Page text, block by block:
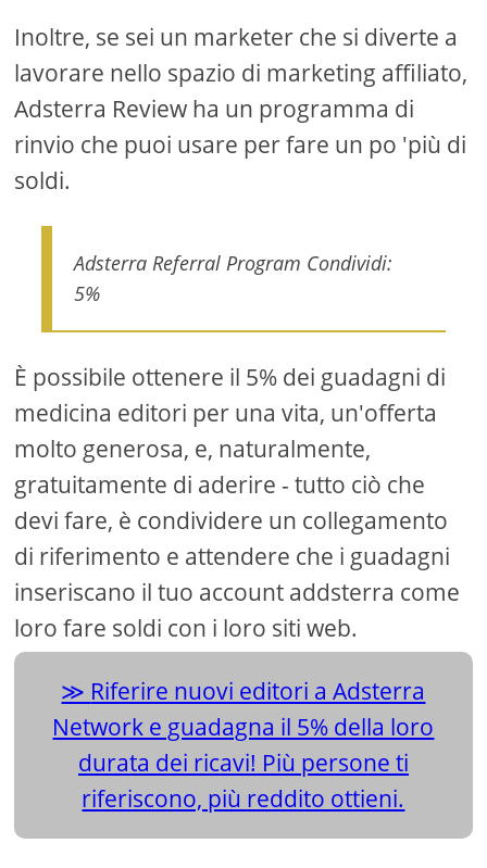
Inoltre, se sei un marketer che si diverte a
lavorare nello spazio di marketing affiliato,
Adsterra Review ha un programma di
rinvio che puoi usare per fare un po 'più di
soldi.
Adsterra Referral Program Condividi:
5%
È possibile ottenere il 5% dei guadagni di
medicina editori per una vita, un'offerta
molto generosa, e, naturalmente,
gratuitamente di aderire - tutto ciò che
devi fare, è condividere un collegamento
di riferimento e attendere che i guadagni
inseriscano il tuo account addsterra come
loro fare soldi con i loro siti web.
Riferire nuovi editori a Adsterra
Network e guadagna il 5% della loro
durata dei ricavi! Più persone ti
riferiscono, più reddito ottieni.